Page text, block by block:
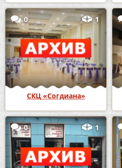
0 1
СКЦ «Согдиана»
0 1